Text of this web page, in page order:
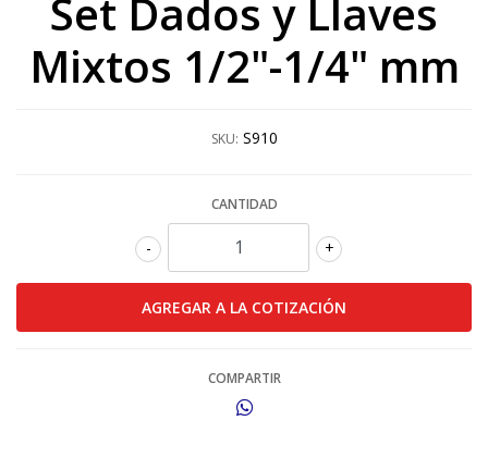
Set Dados y Llaves
Mixtos 1/2"-1/4" mm
SKU: S910
CANTIDAD
+
-
COMPARTIR